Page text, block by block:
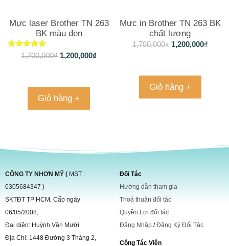
Mực laser Brother TN 263
BK màu đen
Được xếp
hạng
1,700,000₫ 1,200,000₫
Giỏ hàng +
Mực in Brother TN 263 BK
chất lượng
1,780,000₫ 1,200,000₫
Giỏ hàng +
CÔNG TY NHƠN MỸ ( MST :
0305684347 )
SKTĐT TP HCM, Cấp ngày
06/05/2008,
Đại diện: Huỳnh Văn Mười
Địa Chỉ: 1448 Đường 3 Tháng 2,
Đối Tác
Hướng dẫn tham gia
Thoả thuận đối tác
Quyền Lợi đối tác
Đăng Nhập /Đăng Ký Đối Tác
Cộng Tác Viên